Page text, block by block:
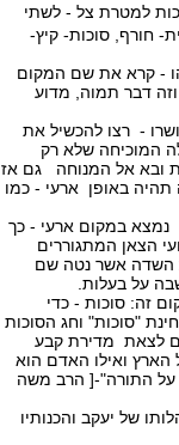
למטרת צל - לשתי
חורף, סוכות- קיץ-
- קרא את שם המקום
דבר תמוה, מדוע
ושרו - רצו להכשיל את
המוכיחה שלא רק
ובא אל המנוחה גם אז
באופן ארעי - כמו
נמצא במקום ארעי - כך
הצאן המתגוררים
השדה אשר נטה שם
על בעלות.
זה: סוכות - כדי
"סוכות" וחג הסוכות
לצאת מדירת קבע
הארץ ואילו האדם הוא
על התורה"-[ הרב משה
של יעקב והכנותיו